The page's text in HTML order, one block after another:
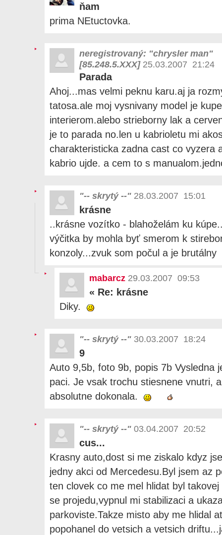
ňam
prima NEtuctovka.
neregistrovaný: "chrysler man"
[85.248.5.XXX]25.03.2007 21:24
Parada
Ahoj...mas velmi peknu karu.aj ja
tatosa.ale moj vysnivany model je
interierom.alebo strieborny lak a
je to parada no.len u kabrioletu mi
charakteristicka zadna cast co vyzera
kabrio ujde. a cem to s
"-- skrytý --" 28.03.2007 15:01
krásne
..krásne vozítko - blahoželám ku
výčitka by mohla byť smerom k
konzoly...zvuk som počul a je brutálny
mabarcz 29.03.2007 09:53
« Re: krásne
Diky.
"-- skrytý --" 30.03.2007 18:24
9
Auto 9,5b, foto 9b, popis 7b Vysledna
paci. Je vsak trochu stiesnene vnutri,
absolutne dokonala.
"-- skrytý --" 03.04.2007 20:52
cus...
Krasny auto,dost si me ziskalo kdyz
jedny akci od Mercedesu.Byl jsem az
ten clovek co me mel hlidat byl
se projedu,vypnul mi stabilizaci a
parkoviste.Takze misto aby me hlidal
popohanel do vetsich a vetsich